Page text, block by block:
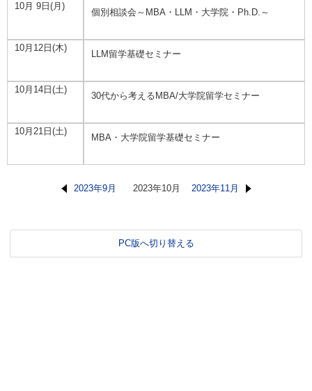
10月 9日(月)
個別相談会～MBA・LLM・大学院・Ph.D.～
10月12日(木)
LLM留学基礎セミナー
10月14日(土)
30代から考えるMBA/大学院留学セミナー
10月21日(土)
MBA・大学院留学基礎セミナー
2023年9月 2023年10月 2023年11月
PC版へ切り替える